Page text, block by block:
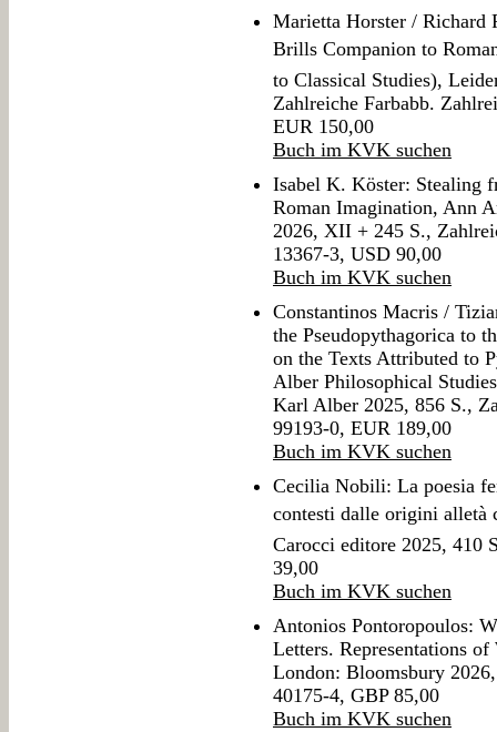
Marietta Horster / Richard
Brills Companion to
to Classical Studies),
Zahlreiche Farbabb.
EUR 150,00
Buch im KVK suchen
Isabel K. Köster: Stealing
Roman Imagination, Ann
2026, XII + 245 S.,
13367-3, USD 90,00
Buch im KVK suchen
Constantinos Macris /
the Pseudopythagorica to
on the Texts Attributed to
Alber Philosophical
Karl Alber 2025, 856 S.,
99193-0, EUR 189,00
Buch im KVK suchen
Cecilia Nobili: La poesia
contesti dalle origini
Carocci editore 2025, 410
39,00
Buch im KVK suchen
Antonios Pontoropoulos:
Letters. Representations
London: Bloomsbury
40175-4, GBP 85,00
Buch im KVK suchen